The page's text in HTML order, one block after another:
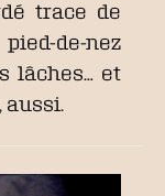
trace de
de-nez
lâches… et
aussi.